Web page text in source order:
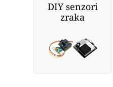
DIY senzori
zraka